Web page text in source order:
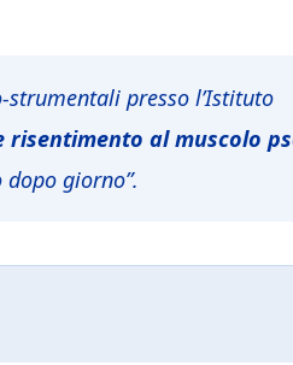
presso l’Istituto
risentimento al muscolo
giorno”.